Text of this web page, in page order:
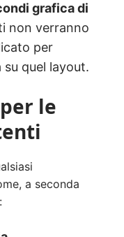
grafica di
non verranno
per
quel layout.
le
a seconda